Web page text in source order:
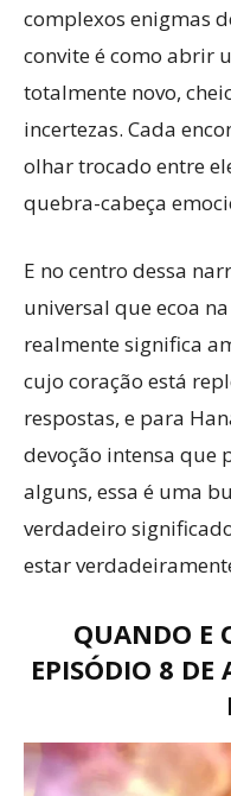
complexos enigmas
convite é como abrir
totalmente novo,
incertezas. Cada
olhar trocado entre
quebra-cabeça
E no centro dessa
universal que ecoa
realmente significa
cujo coração está
respostas, e para
devoção intensa que
alguns, essa é uma
verdadeiro
estar
QUANDO E
EPISÓDIO 8 DE